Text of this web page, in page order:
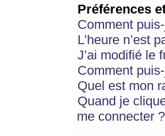
Préférences
Comment
L’heure n’est
J’ai modifié le
Comment
Quel est mon
Quand je
me connecter ?